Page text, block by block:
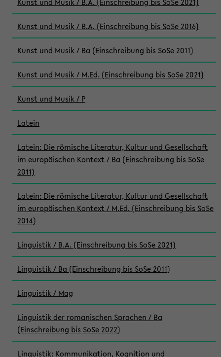
Kunst und Musik / B.A. (Einschreibung bis SoSe 2016)
Kunst und Musik / Ba (Einschreibung bis SoSe 2011)
Kunst und Musik / M.Ed. (Einschreibung bis SoSe 2021)
Kunst und Musik / P
Latein
Latein: Die römische Literatur, Kultur und Gesellschaft
im europäischen Kontext / Ba (Einschreibung bis SoSe
2011)
Latein: Die römische Literatur, Kultur und Gesellschaft
im europäischen Kontext / M.Ed. (Einschreibung bis SoSe
2014)
Linguistik / B.A. (Einschreibung bis SoSe 2021)
Linguistik / Ba (Einschreibung bis SoSe 2011)
Linguistik / Mag
Linguistik der romanischen Sprachen / Ba
(Einschreibung bis SoSe 2022)
Linguistik: Kommunikation, Kognition und